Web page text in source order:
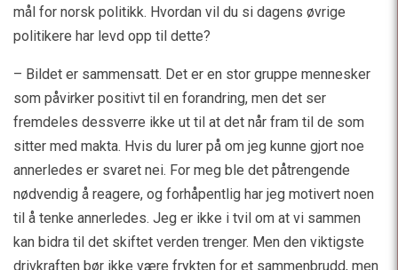
mål for norsk politikk. Hvordan vil du si dagens øvrige
politikere har levd opp til dette?
– Bildet er sammensatt. Det er en stor gruppe mennesker
som påvirker positivt til en forandring, men det ser
fremdeles dessverre ikke ut til at det når fram til de som
sitter med makta. Hvis du lurer på om jeg kunne gjort noe
annerledes er svaret nei. For meg ble det påtrengende
nødvendig å reagere, og forhåpentlig har jeg motivert noen
til å tenke annerledes. Jeg er ikke i tvil om at vi sammen
kan bidra til det skiftet verden trenger. Men den viktigste
drivkraften bør ikke være frykten for et sammenbrudd, men